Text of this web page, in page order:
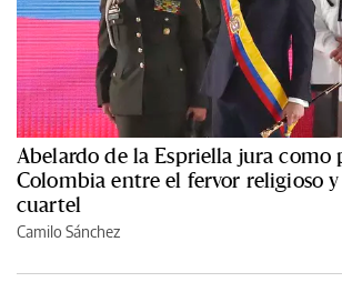
Abelardo de la Espriella jura como
Colombia entre el fervor religioso
cuartel
Camilo Sánchez